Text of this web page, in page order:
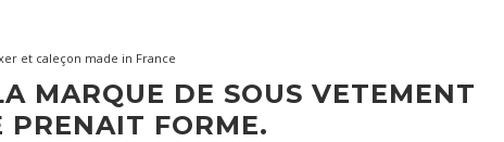
et caleçon made in France
MARQUE DE SOUS VETEMENT
PRENAIT FORME.